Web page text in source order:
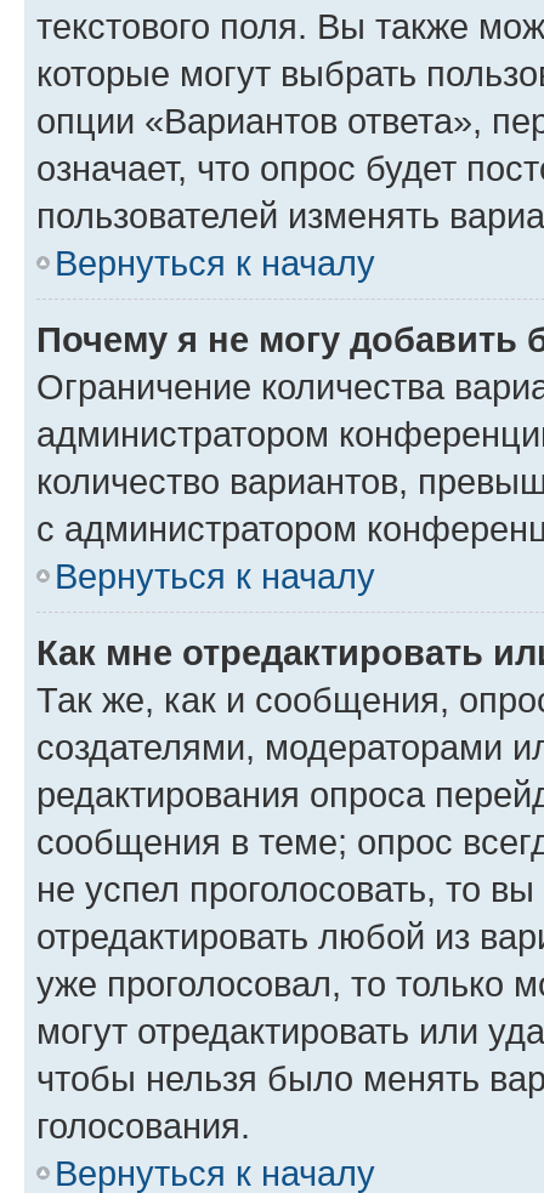
текстового поля. Вы также
которые могут выбрать
опции «Вариантов ответа»,
означает, что опрос будет
пользователей изменять
Вернуться к началу
Почему я не могу добавить
Ограничение количества
администратором
количество вариантов,
с администратором
Вернуться к началу
Как мне отредактировать
Так же, как и сообщения,
создателями, модераторами
редактирования опроса
сообщения в теме; опрос
не успел проголосовать, то
отредактировать любой из
уже проголосовал, то только
могут отредактировать или
чтобы нельзя было менять
голосования.
Вернуться к началу